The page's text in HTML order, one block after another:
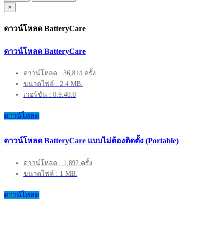
×
ดาวน์โหลด BatteryCare
ดาวน์โหลด BatteryCare
ดาวน์โหลด : 36,814 ครั้ง
ขนาดไฟล์ : 2.4 MB.
เวอร์ชัน : 0.9.40.0
ดาวน์โหลด
ดาวน์โหลด BatteryCare แบบไม่ต้องติดตั้ง (Portable)
ดาวน์โหลด : 1,892 ครั้ง
ขนาดไฟล์ : 1 MB.
ดาวน์โหลด